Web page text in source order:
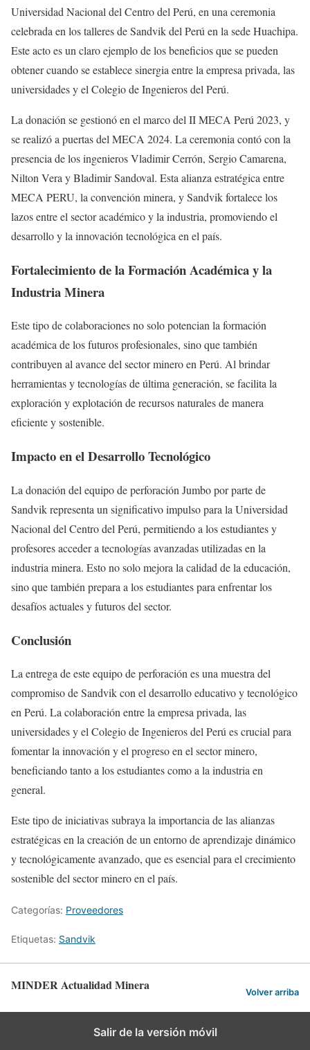
Universidad Nacional del Centro del Perú, en una ceremonia
celebrada en los talleres de Sandvik del Perú en la sede Huachipa.
Este acto es un claro ejemplo de los beneficios que se pueden
obtener cuando se establece sinergia entre la empresa privada, las
universidades y el Colegio de Ingenieros del Perú.
La donación se gestionó en el marco del II MECA Perú 2023, y
se realizó a puertas del MECA 2024. La ceremonia contó con la
presencia de los ingenieros Vladimir Cerrón, Sergio Camarena,
Nilton Vera y Bladimir Sandoval. Esta alianza estratégica entre
MECA PERU, la convención minera, y Sandvik fortalece los
lazos entre el sector académico y la industria, promoviendo el
desarrollo y la innovación tecnológica en el país.
Fortalecimiento de la Formación Académica y la
Industria Minera
Este tipo de colaboraciones no solo potencian la formación
académica de los futuros profesionales, sino que también
contribuyen al avance del sector minero en Perú. Al brindar
herramientas y tecnologías de última generación, se facilita la
exploración y explotación de recursos naturales de manera
eficiente y sostenible.
Impacto en el Desarrollo Tecnológico
La donación del equipo de perforación Jumbo por parte de
Sandvik representa un significativo impulso para la Universidad
Nacional del Centro del Perú, permitiendo a los estudiantes y
profesores acceder a tecnologías avanzadas utilizadas en la
industria minera. Esto no solo mejora la calidad de la educación,
sino que también prepara a los estudiantes para enfrentar los
desafíos actuales y futuros del sector.
Conclusión
La entrega de este equipo de perforación es una muestra del
compromiso de Sandvik con el desarrollo educativo y tecnológico
en Perú. La colaboración entre la empresa privada, las
universidades y el Colegio de Ingenieros del Perú es crucial para
fomentar la innovación y el progreso en el sector minero,
beneficiando tanto a los estudiantes como a la industria en
general.
Este tipo de iniciativas subraya la importancia de las alianzas
estratégicas en la creación de un entorno de aprendizaje dinámico
y tecnológicamente avanzado, que es esencial para el crecimiento
sostenible del sector minero en el país.
Categorías: Proveedores
Etiquetas: Sandvik
MINDER Actualidad Minera Volver arriba
Salir de la versión móvil